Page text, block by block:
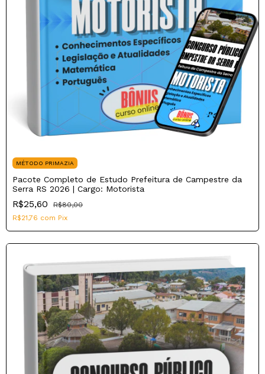
MÉTODO PRIMAZIA
Pacote Completo de Estudo Prefeitura de Campestre da
Serra RS 2026 | Cargo: Motorista
R$25,60
R$80,00
R$21,76 com Pix